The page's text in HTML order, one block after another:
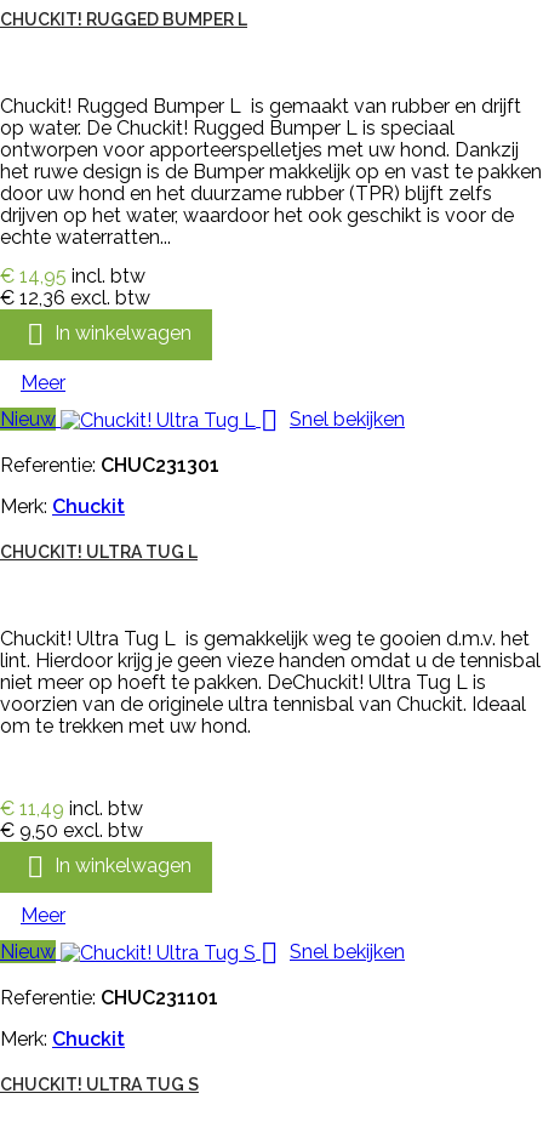
CHUCKIT! RUGGED BUMPER L
Chuckit! Rugged Bumper L is gemaakt van rubber en drijft
op water. De Chuckit! Rugged Bumper L is speciaal
ontworpen voor apporteerspelletjes met uw hond. Dankzij
het ruwe design is de Bumper makkelijk op en vast te pakken
door uw hond en het duurzame rubber (TPR) blijft zelfs
drijven op het water, waardoor het ook geschikt is voor de
echte waterratten...
€ 14,95 incl. btw
€ 12,36 excl. btw
 In winkelwagen
Meer
Nieuw
 Snel bekijken
Referentie: CHUC231301
Merk: Chuckit
CHUCKIT! ULTRA TUG L
Chuckit! Ultra Tug L is gemakkelijk weg te gooien d.m.v. het
lint. Hierdoor krijg je geen vieze handen omdat u de tennisbal
niet meer op hoeft te pakken. DeChuckit! Ultra Tug L is
voorzien van de originele ultra tennisbal van Chuckit. Ideaal
om te trekken met uw hond.
€ 11,49 incl. btw
€ 9,50 excl. btw
 In winkelwagen
Meer
Nieuw
 Snel bekijken
Referentie: CHUC231101
Merk: Chuckit
CHUCKIT! ULTRA TUG S